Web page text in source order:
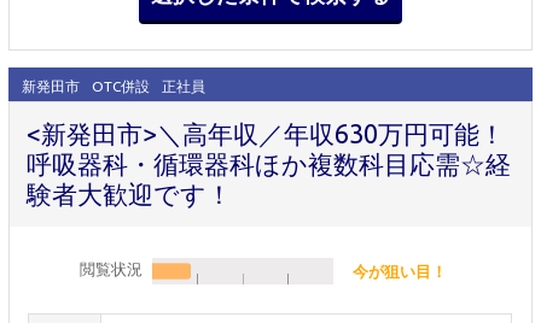
新発田市 OTC併設 正社員
<新発田市>＼高年収／年収630万円可能！
呼吸器科・循環器科ほか複数科目応需☆経
験者大歓迎です！
閲覧状況 今が狙い目！